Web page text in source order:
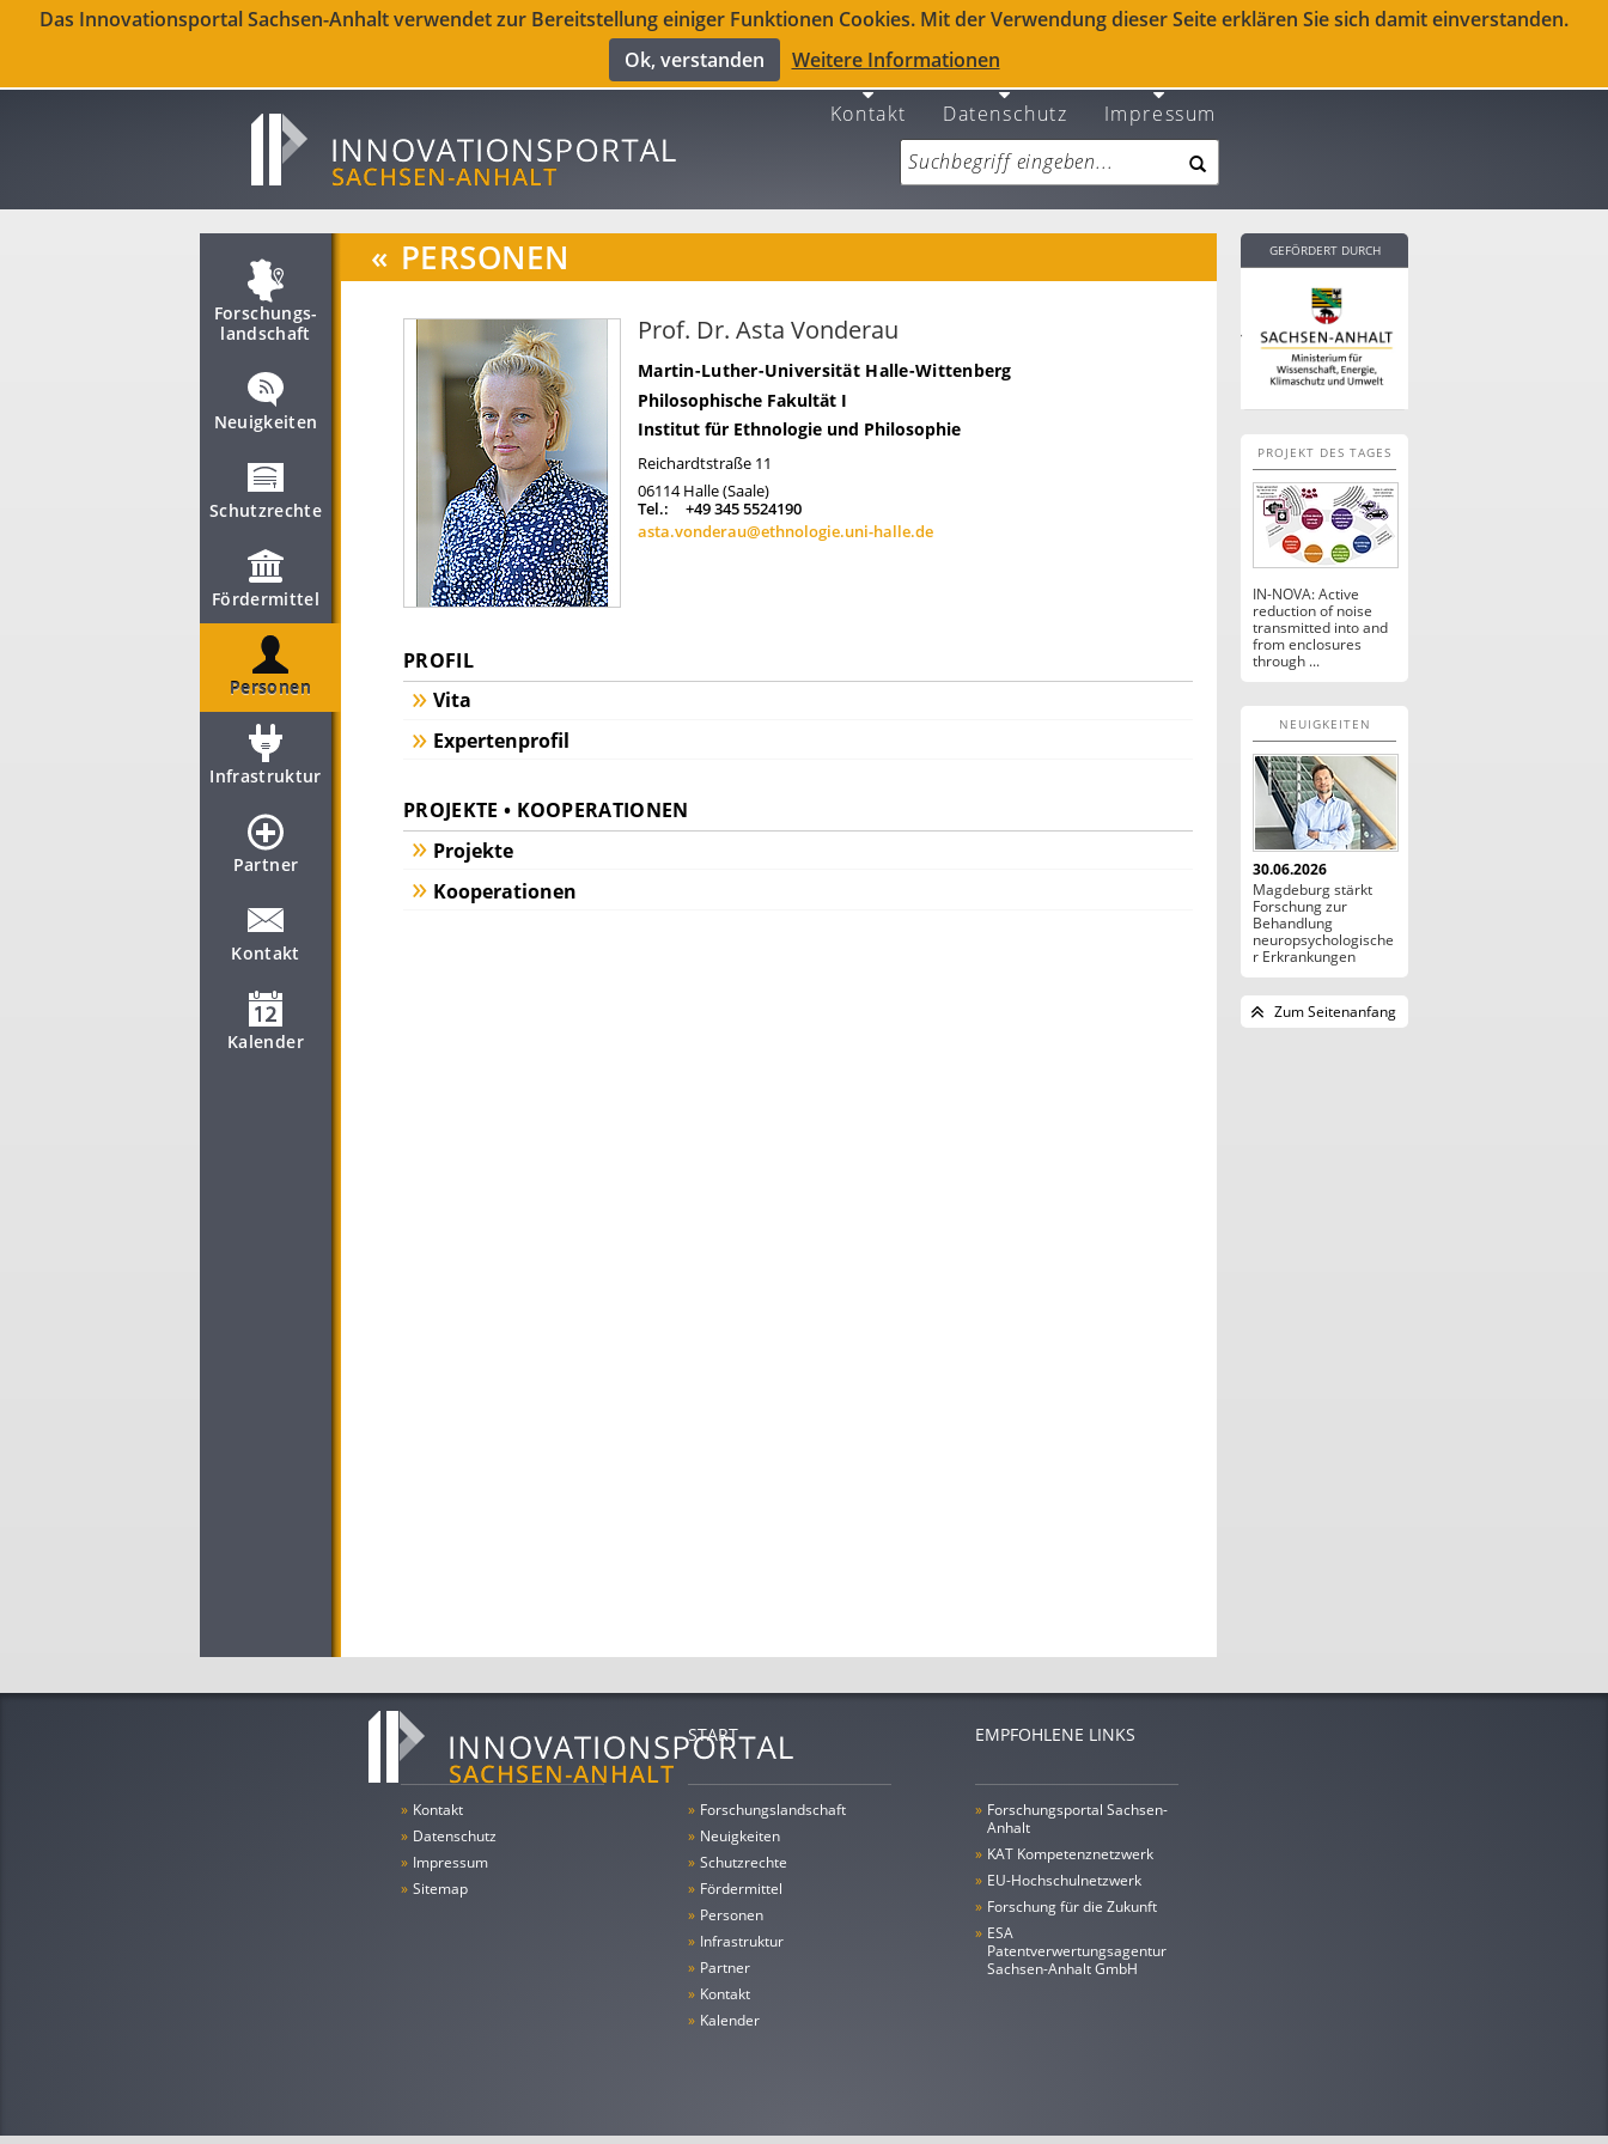
Das Innovationsportal Sachsen-Anhalt verwendet zur Bereitstellung einiger Funktionen Cookies. Mit der Verwendung dieser Seite erklären Sie sich damit einverstanden.
Ok, verstanden
Weitere Informationen
Kontakt Datenschutz Impressum
Forschungs­
landschaft
Neuigkeiten
Schutzrechte
Fördermittel
Personen
Infrastruktur
Partner
Kontakt
Kalender
« PERSONEN
Prof. Dr. Asta Vonderau
Martin-Luther-Universität Halle-Wittenberg
Philosophische Fakultät I
Institut für Ethnologie und Philosophie
Reichardtstraße 11
06114 Halle (Saale)
Tel.:
+49 345 5524190
asta.vonderau@ethnologie.uni-halle.de
PROFIL
Vita
Expertenprofil
PROJEKTE • KOOPERATIONEN
Projekte
Kooperationen
GEFÖRDERT DURCH
PROJEKT DES TAGES
IN-NOVA: Active
reduction of noise
transmitted into and
from enclosures
through ...
NEUIGKEITEN
30.06.2026
Magdeburg stärkt
Forschung zur
Behandlung
neuropsychologische
r Erkrankungen
Zum Seitenanfang
» Kontakt
» Datenschutz
» Impressum
» Sitemap
START
» Forschungs­landschaft
» Neuigkeiten
» Schutzrechte
» Fördermittel
» Personen
» Infrastruktur
» Partner
» Kontakt
» Kalender
EMPFOHLENE LINKS
» Forschungsportal Sachsen-
Anhalt
» KAT Kompetenznetzwerk
» EU-Hochschulnetzwerk
» Forschung für die Zukunft
» ESA
Patentverwertungsagentur
Sachsen-Anhalt GmbH